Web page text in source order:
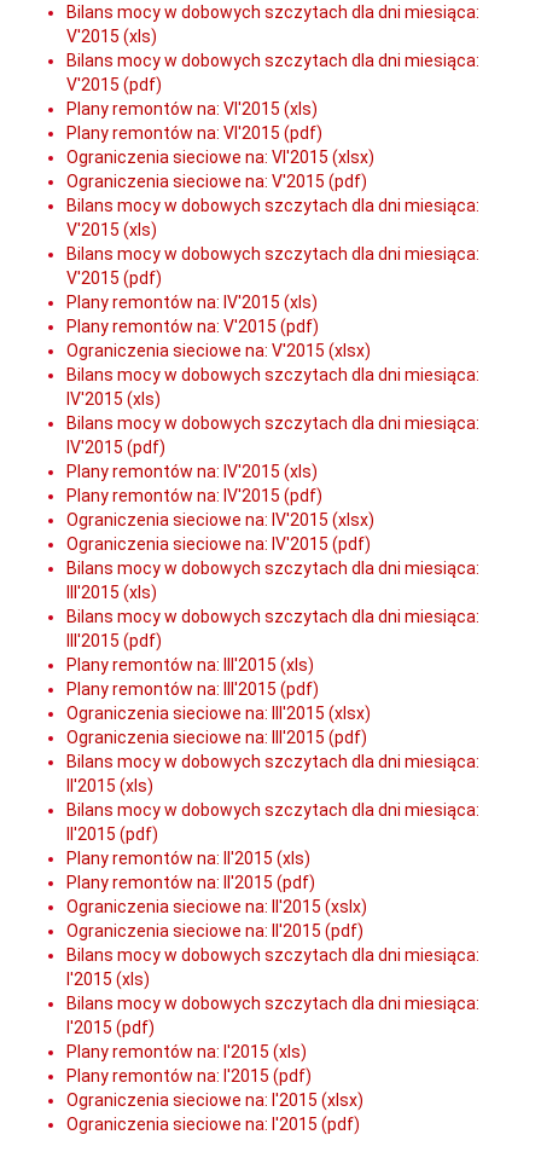
Bilans mocy w dobowych szczytach dla dni miesiąca:
V'2015 (xls)
Bilans mocy w dobowych szczytach dla dni miesiąca:
V'2015 (pdf)
Plany remontów na: VI'2015 (xls)
Plany remontów na: VI'2015 (pdf)
Ograniczenia sieciowe na: VI'2015 (xlsx)
Ograniczenia sieciowe na: V'2015 (pdf)
Bilans mocy w dobowych szczytach dla dni miesiąca:
V'2015 (xls)
Bilans mocy w dobowych szczytach dla dni miesiąca:
V'2015 (pdf)
Plany remontów na: IV'2015 (xls)
Plany remontów na: V'2015 (pdf)
Ograniczenia sieciowe na: V'2015 (xlsx)
Bilans mocy w dobowych szczytach dla dni miesiąca:
IV'2015 (xls)
Bilans mocy w dobowych szczytach dla dni miesiąca:
IV'2015 (pdf)
Plany remontów na: IV'2015 (xls)
Plany remontów na: IV'2015 (pdf)
Ograniczenia sieciowe na: IV'2015 (xlsx)
Ograniczenia sieciowe na: IV'2015 (pdf)
Bilans mocy w dobowych szczytach dla dni miesiąca:
III'2015 (xls)
Bilans mocy w dobowych szczytach dla dni miesiąca:
III'2015 (pdf)
Plany remontów na: III'2015 (xls)
Plany remontów na: III'2015 (pdf)
Ograniczenia sieciowe na: III'2015 (xlsx)
Ograniczenia sieciowe na: III'2015 (pdf)
Bilans mocy w dobowych szczytach dla dni miesiąca:
II'2015 (xls)
Bilans mocy w dobowych szczytach dla dni miesiąca:
II'2015 (pdf)
Plany remontów na: II'2015 (xls)
Plany remontów na: II'2015 (pdf)
Ograniczenia sieciowe na: II'2015 (xslx)
Ograniczenia sieciowe na: II'2015 (pdf)
Bilans mocy w dobowych szczytach dla dni miesiąca:
I'2015 (xls)
Bilans mocy w dobowych szczytach dla dni miesiąca:
I'2015 (pdf)
Plany remontów na: I'2015 (xls)
Plany remontów na: I'2015 (pdf)
Ograniczenia sieciowe na: I'2015 (xlsx)
Ograniczenia sieciowe na: I'2015 (pdf)